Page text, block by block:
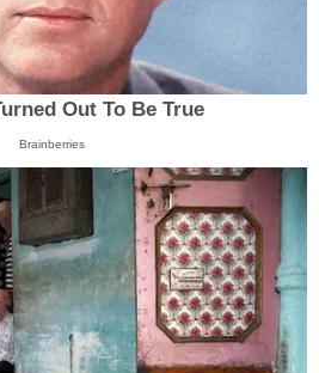
Out To Be True
Brainberries